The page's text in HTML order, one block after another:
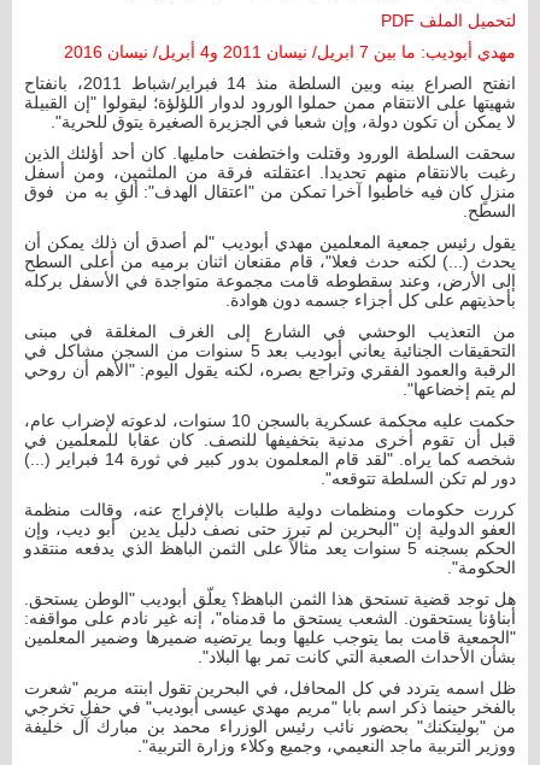
لتحميل الملف PDF
مهدي أبوديب: ما بين 7 ابريل/ نيسان 2011 و4 أبريل/ نيسان 2016
انفتح الصراع بينه وبين السلطة منذ 14 فبراير/شباط 2011، بانفتاح
شهيتها على الانتقام ممن حملوا الورود لدوار اللؤلؤة؛ ليقولوا "إن القبيلة
لا يمكن أن تكون دولة، وإن شعبا في الجزيرة الصغيرة يتوق للحرية".
سحقت السلطة الورود وقتلت واختطفت حامليها. كان أحد أؤلئك الذين
رغبت بالانتقام منهم تحديدا. اعتقلته فرقة من الملثمين، ومن أسفل
منزلٍ كان فيه خاطبوا آخرا تمكن من "اعتقال الهدف": ألقِ به من فوق
السطح.
يقول رئيس جمعية المعلمين مهدي أبوديب "لم أصدق أن ذلك يمكن أن
يحدث (...) لكنه حدث فعلا"، قام مقنعان اثنان برميه من أعلى السطح
إلى الأرض، وعند سقطوطه قامت مجموعة متواجدة في الأسفل بركله
بأحذيتهم على كل أجزاء جسمه دون هوادة.
من التعذيب الوحشي في الشارع إلى الغرف المغلقة في مبنى
التحقيقات الجنائية يعاني أبوديب بعد 5 سنوات من السجن مشاكل في
الرقبة والعمود الفقري وتراجع بصره، لكنه يقول اليوم: "الأهم أن روحي
لم يتم إخضاعها".
حكمت عليه محكمة عسكرية بالسجن 10 سنوات، لدعوته لإضراب عام،
قبل أن تقوم أخرى مدنية بتخفيفها للنصف. كان عقابا للمعلمين في
شخصه كما يراه. "لقد قام المعلمون بدور كبير في ثورة 14 فبراير (...)
دور لم تكن السلطة تتوقعه".
كررت حكومات ومنظمات دولية طلبات بالإفراج عنه، وقالت منظمة
العفو الدولية إن "البحرين لم تبرز حتى نصف دليل يدين أبو ديب، وإن
الحكم بسجنه 5 سنوات يعد مثالاً على الثمن الباهظ الذي يدفعه منتقدو
الحكومة".
هل توجد قضية تستحق هذا الثمن الباهظ؟ يعلّق أبوديب "الوطن يستحق.
أبناؤنا يستحقون. الشعب يستحق ما قدمناه"، إنه غير نادم على مواقفه:
"الجمعية قامت بما يتوجب عليها وبما يرتضيه ضميرها وضمير المعلمين
بشأن الأحداث الصعبة التي كانت تمر بها البلاد".
ظل اسمه يتردد في كل المحافل، في البحرين تقول ابنته مريم "شعرت
بالفخر حينما ذكر اسم بابا "مريم مهدي عيسى أبوديب" في حفل تخرجي
من "بوليتكنك" بحضور نائب رئيس الوزراء محمد بن مبارك آل خليفة
ووزير التربية ماجد النعيمي، وجميع وكلاء وزارة التربية".